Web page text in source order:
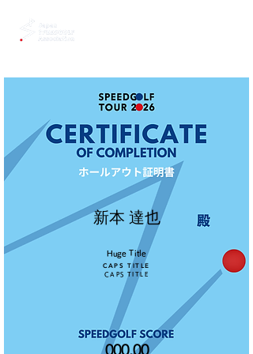
新本 達也
Huge Title
CAPS TITLE
CAPS TITLE
000.00